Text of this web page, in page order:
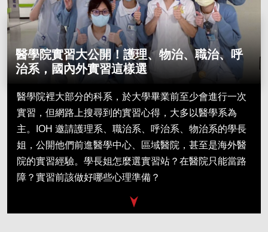
醫學院實習大公開！護理、物治、職治、呼
治系，國內外實習這樣選
醫學院裡大部分的科系，於大學畢業前至少會進行一次
實習，但網路上搜尋到的實習心得，大多以醫學系為
主。IOH 邀請護理系、職治系、呼治系、物治系的學長
姐，公開他們前進醫學中心、區域醫院，甚至是海外醫
院的實習經驗。學長姐怎麼選實習站？在醫院只能當路
障？實習前該做好哪些心理準備？